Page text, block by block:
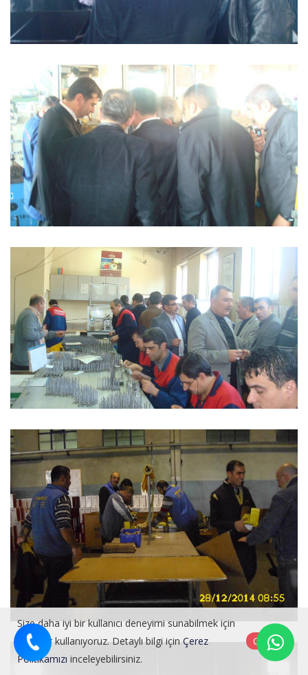
Size daha iyi bir kullanıcı deneyimi sunabilmek için
çerezler kullanıyoruz. Detaylı bilgi için Çerez
Politikamızı inceleyebilirsiniz.
Onayla